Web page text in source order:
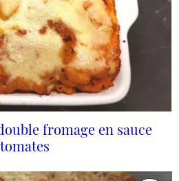
fromage en sauce
tomates